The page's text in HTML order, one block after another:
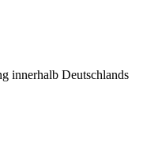
innerhalb Deutschlands